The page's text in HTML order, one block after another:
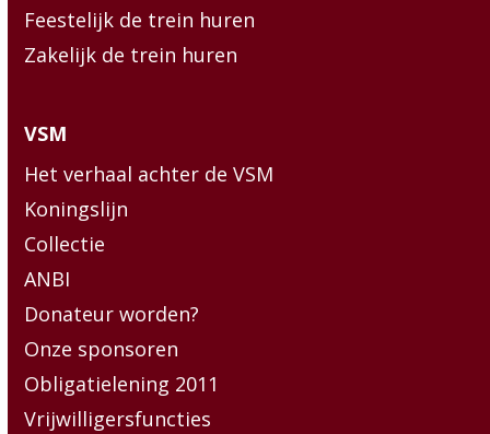
Feestelijk de trein huren
Zakelijk de trein huren
VSM
Het verhaal achter de VSM
Koningslijn
Collectie
ANBI
Donateur worden?
Onze sponsoren
Obligatielening 2011
Vrijwilligersfuncties